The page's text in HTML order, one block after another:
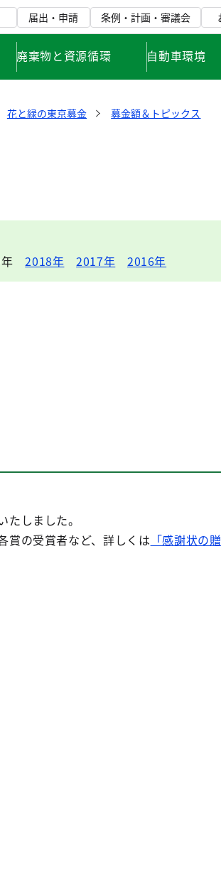
届出・申請 条例・計画・審議会
廃棄物と資源循環 自動車環境
花と緑の東京募金
募金額＆トピックス
年2018年 2017年 2016年
しました。
賞の受賞者など、詳しくは 「感謝状の